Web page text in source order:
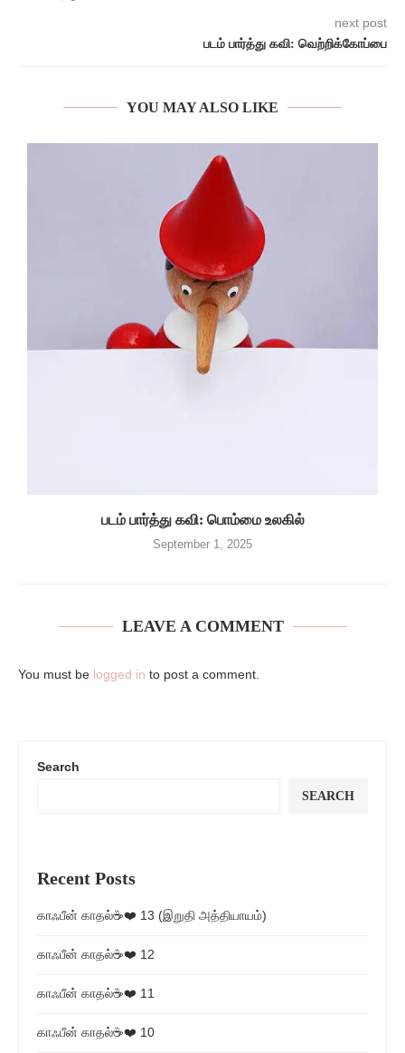
next post
படம் பார்த்து கவி: வெற்றிக்கோப்பை
YOU MAY ALSO LIKE
படம் பார்த்து கவி: பொம்மை உலகில்
September 1, 2025
LEAVE A COMMENT
You must be logged in to post a comment.
Search
SEARCH
Recent Posts
காஃபீன் காதல்☕❤️ 13 (இறுதி அத்தியாயம்)
காஃபீன் காதல்☕❤️ 12
காஃபீன் காதல்☕❤️ 11
காஃபீன் காதல்☕❤️ 10